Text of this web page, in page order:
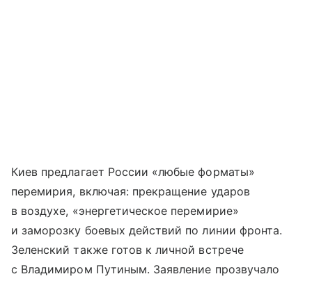
Киев предлагает России «любые форматы»
перемирия, включая: прекращение ударов
в воздухе, «энергетическое перемирие»
и заморозку боевых действий по линии фронта.
Зеленский также готов к личной встрече
с Владимиром Путиным. Заявление прозвучало